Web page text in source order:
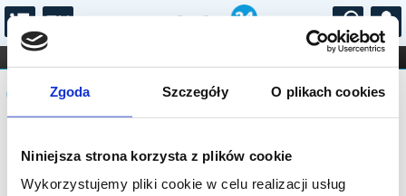
Zgoda Szczegóły O plikach cookies
Niniejsza strona korzysta z plików cookie
Wykorzystujemy pliki cookie w celu realizacji usług
...
FILHARMONIA OPERA I BALET
STAND-UP
DLA DZIECI
Komunikat
Sprzedaż biletów on-line na wydarzenie
została zakończona.